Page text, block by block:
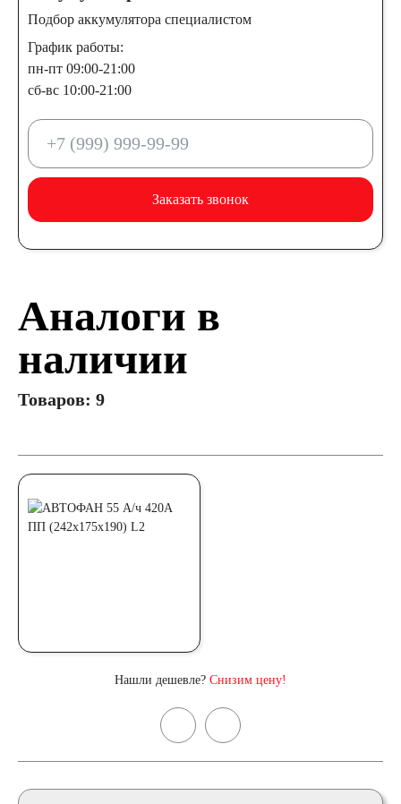
Подбор аккумулятора специалистом
График работы:
пн-пт 09:00-21:00
сб-вс 10:00-21:00
Заказать звонок
Аналоги в
наличии
Товаров: 9
Нашли дешевле? Снизим цену!